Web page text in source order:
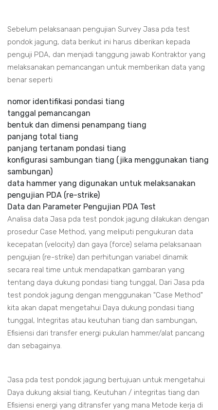
Sebelum pelaksanaan pengujian Survey Jasa pda test
pondok jagung, data berikut ini harus diberikan kepada
penguji PDA, dan menjadi tanggung jawab Kontraktor yang
melaksanakan pemancangan untuk memberikan data yang
benar seperti
nomor identifikasi pondasi tiang
tanggal pemancangan
bentuk dan dimensi penampang tiang
panjang total tiang
panjang tertanam pondasi tiang
konfigurasi sambungan tiang (jika menggunakan tiang
sambungan)
data hammer yang digunakan untuk melaksanakan
pengujian PDA (re-strike)
Data dan Parameter Pengujian PDA Test
Analisa data Jasa pda test pondok jagung dilakukan dengan
prosedur Case Method, yang meliputi pengukuran data
kecepatan (velocity) dan gaya (force) selama pelaksanaan
pengujian (re-strike) dan perhitungan variabel dinamik
secara real time untuk mendapatkan gambaran yang
tentang daya dukung pondasi tiang tunggal, Dari Jasa pda
test pondok jagung dengan menggunakan "Case Method"
kita akan dapat mengetahui Daya dukung pondasi tiang
tunggal, Integritas atau keutuhan tiang dan sambungan,
Efisiensi dari transfer energi pukulan hammer/alat pancang
dan sebagainya.
Jasa pda test pondok jagung bertujuan untuk mengetahui
Daya dukung aksial tiang, Keutuhan / integritas tiang dan
Efisiensi energi yang ditransfer yang mana Metode kerja di